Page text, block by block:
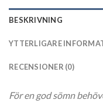
BESKRIVNING
YTTERLIGARE
RECENSIONER (0)
För en god sömn